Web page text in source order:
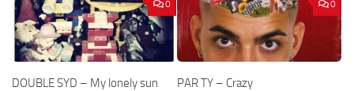
0
DOUBLE SYD – My lonely sun
0
PAR TY – Crazy